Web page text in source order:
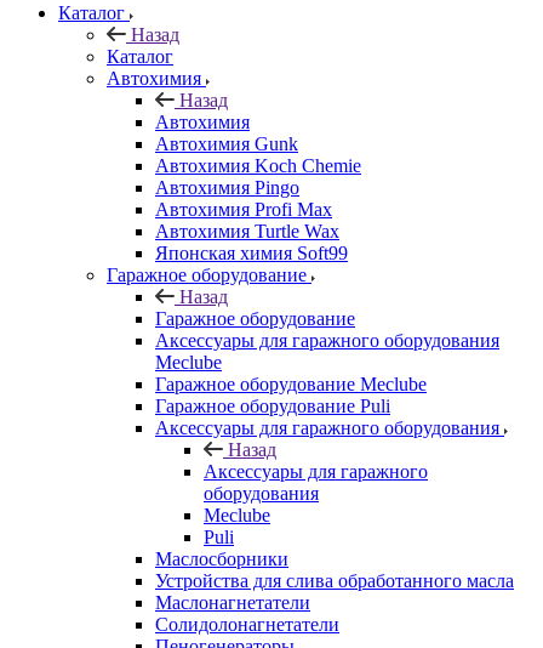
Каталог
Назад
Каталог
Автохимия
Назад
Автохимия
Автохимия Gunk
Автохимия Koch Chemie
Автохимия Pingo
Автохимия Profi Max
Автохимия Turtle Wax
Японская химия Soft99
Гаражное оборудование
Назад
Гаражное оборудование
Аксессуары для гаражного оборудования
Meclube
Гаражное оборудование Meclube
Гаражное оборудование Puli
Аксессуары для гаражного оборудования
Назад
Аксессуары для гаражного
оборудования
Meclube
Puli
Маслосборники
Устройства для слива обработанного масла
Маслонагнетатели
Солидолонагнетатели